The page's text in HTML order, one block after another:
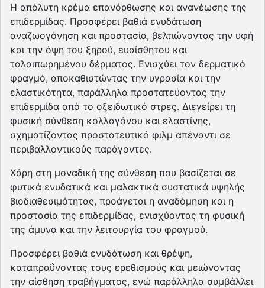
Η απόλυτη κρέμα επανόρθωσης και ανανέωσης της
επιδερμίδας. Προσφέρει βαθιά ενυδάτωση
αναζωογόνηση και προστασία, βελτιώνοντας την υφή
και την όψη του ξηρού, ευαίσθητου και
ταλαιπωρημένου δέρματος. Ενισχύει τον δερματικό
φραγμό, αποκαθιστώντας την υγρασία και την
ελαστικότητα, παράλληλα προστατεύοντας την
επιδερμίδα από το οξειδωτικό στρες. Διεγείρει τη
φυσική σύνθεση κολλαγόνου και ελαστίνης,
σχηματίζοντας προστατευτικό φιλμ απέναντι σε
περιβαλλοντικούς παράγοντες.
Χάρη στη μοναδική της σύνθεση που βασίζεται σε
φυτικά ενυδατικά και μαλακτικά συστατικά υψηλής
βιοδιαθεσιμότητας, προάγεται η αναδόμηση και η
προστασία της επιδερμίδας, ενισχύοντας τη φυσική
της άμυνα και την λειτουργία του φραγμού.
Προσφέρει βαθιά ενυδάτωση και θρέψη,
καταπραΰνοντας τους ερεθισμούς και μειώνοντας
την αίσθηση τραβήγματος, ενώ παράλληλα συμβάλλει